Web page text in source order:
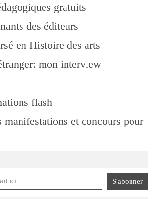
gratuits
des éditeurs
en Histoire des arts
mon interview
flash
manifestations et concours pour